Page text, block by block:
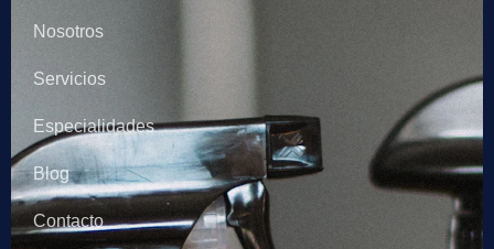
Nosotros
Servicios
Especialidades
Blog
Contacto